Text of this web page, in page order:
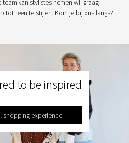
team van stylistes nemen wij graag
tot teen te stijlen. Kom je bij ons langs?
to be inspired
shopping experience